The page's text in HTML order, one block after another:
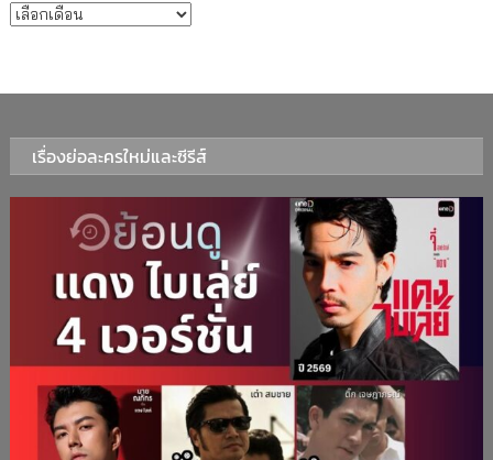
บทความรายเดือน
เรื่องย่อละครใหม่และซีรีส์